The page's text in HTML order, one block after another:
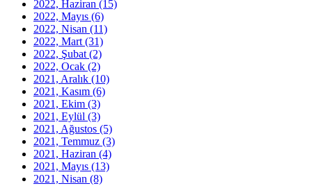
2022, Haziran (15)
2022, Mayıs (6)
2022, Nisan (11)
2022, Mart (31)
2022, Şubat (2)
2022, Ocak (2)
2021, Aralık (10)
2021, Kasım (6)
2021, Ekim (3)
2021, Eylül (3)
2021, Ağustos (5)
2021, Temmuz (3)
2021, Haziran (4)
2021, Mayıs (13)
2021, Nisan (8)